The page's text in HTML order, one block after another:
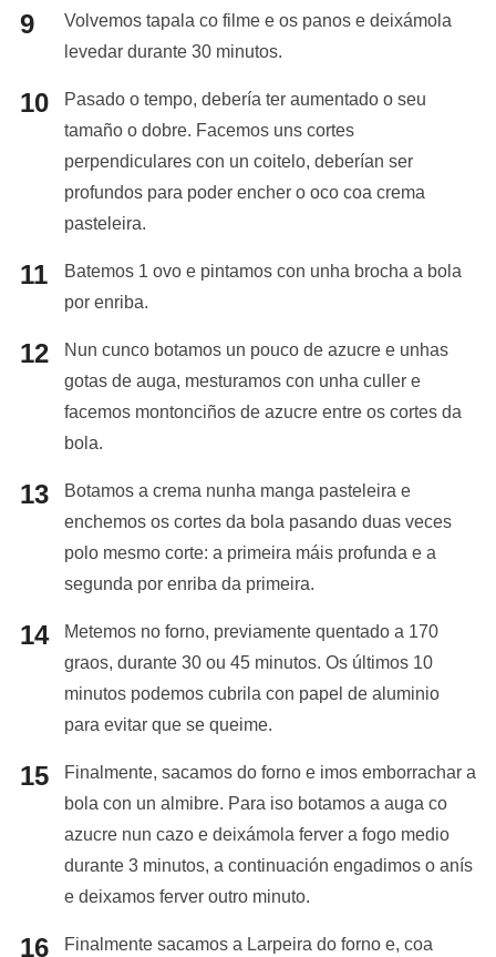
Volvemos tapala co filme e os panos e deixámola
levedar durante 30 minutos.
Pasado o tempo, debería ter aumentado o seu
tamaño o dobre. Facemos uns cortes
perpendiculares con un coitelo, deberían ser
profundos para poder encher o oco coa crema
pasteleira.
Batemos 1 ovo e pintamos con unha brocha a bola
por enriba.
Nun cunco botamos un pouco de azucre e unhas
gotas de auga, mesturamos con unha culler e
facemos montonciños de azucre entre os cortes da
bola.
Botamos a crema nunha manga pasteleira e
enchemos os cortes da bola pasando duas veces
polo mesmo corte: a primeira máis profunda e a
segunda por enriba da primeira.
Metemos no forno, previamente quentado a 170
graos, durante 30 ou 45 minutos. Os últimos 10
minutos podemos cubrila con papel de aluminio
para evitar que se queime.
Finalmente, sacamos do forno e imos emborrachar a
bola con un almibre. Para iso botamos a auga co
azucre nun cazo e deixámola ferver a fogo medio
durante 3 minutos, a continuación engadimos o anís
e deixamos ferver outro minuto.
Finalmente sacamos a Larpeira do forno e, coa